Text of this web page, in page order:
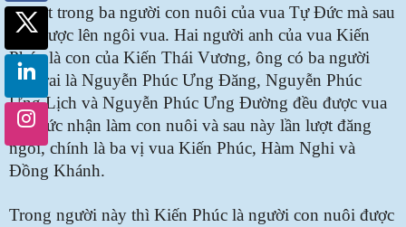
là một trong ba người con nuôi của vua Tự Đức mà sau
này được lên ngôi vua. Hai người anh của vua Kiến
Phúc là con của Kiến Thái Vương, ông có ba người
con trai là Nguyễn Phúc Ưng Đăng, Nguyễn Phúc
Ưng Lịch và Nguyễn Phúc Ưng Đường đều được vua
Tự Đức nhận làm con nuôi và sau này lần lượt đăng
ngôi, chính là ba vị vua Kiến Phúc, Hàm Nghi và
Đồng Khánh.
Trong người này thì Kiến Phúc là người con nuôi được